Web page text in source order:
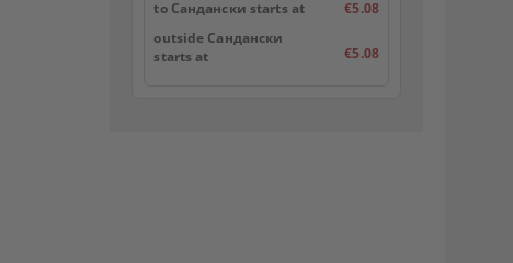
to Сандански starts at
€5.08
outside Сандански
starts at
€5.08